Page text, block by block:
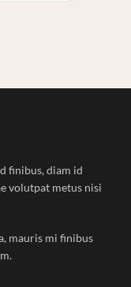
finibus, diam id
volutpat metus nisi
mauris mi finibus